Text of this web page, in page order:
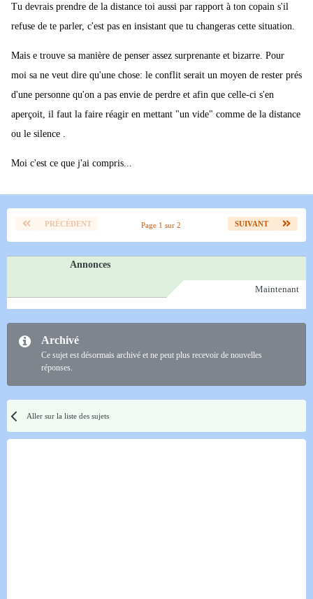
Tu devrais prendre de la distance toi aussi par rapport à ton copain s'il
refuse de te parler, c'est pas en insistant que tu changeras cette situation.
Mais e trouve sa manière de penser assez surprenante et bizarre. Pour
moi sa ne veut dire qu'une chose: le conflit serait un moyen de rester prés
d'une personne qu'on a pas envie de perdre et afin que celle-ci s'en
aperçoit, il faut la faire réagir en mettant "un vide" comme de la distance
ou le silence .
Moi c'est ce que j'ai compris...
PRÉCÉDENT SUIVANT
Page 1 sur 2
Annonces
Maintenant
Archivé
Ce sujet est désormais archivé et ne peut plus recevoir de nouvelles
réponses.
Aller sur la liste des sujets